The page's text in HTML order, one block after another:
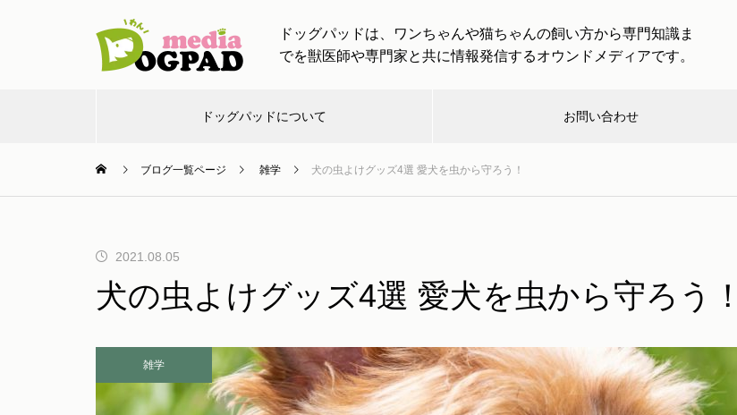
ドッグパッドは、ワンちゃんや猫ちゃんの飼い方から専門知識ま
でを獣医師や専門家と共に情報発信するオウンドメディアです。
ドッグパッドについて お問い合わせ
お出 お知 し
け
チャン ワンちゃんハン 介護・
慣れない場所でも安心！ストレ
スケア完全ガイド
行を楽しめる！
愛犬と出かける際に必要なアイ
犬と出かける際のルールとマナ
ー【お散歩 ドッグラン ドッグ
ブログ一覧ページ 雑学 犬の虫よけグッズ4選 愛犬を虫から守ろう！
2021.08.05
犬の虫よけグッズ4選 愛犬を虫から守ろう！
雑学